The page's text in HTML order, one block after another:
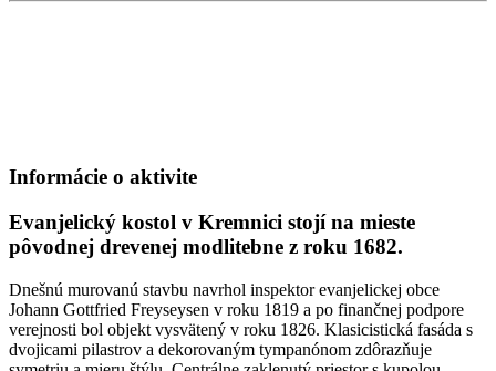
Informácie o aktivite
Evanjelický kostol v Kremnici stojí na mieste
pôvodnej drevenej modlitebne z roku 1682.
Dnešnú murovanú stavbu navrhol inspektor evanjelickej obce
Johann Gottfried Freyseysen v roku 1819 a po finančnej podpore
verejnosti bol objekt vysvätený v roku 1826. Klasicistická fasáda s
dvojicami pilastrov a dekorovaným tympanónom zdôrazňuje